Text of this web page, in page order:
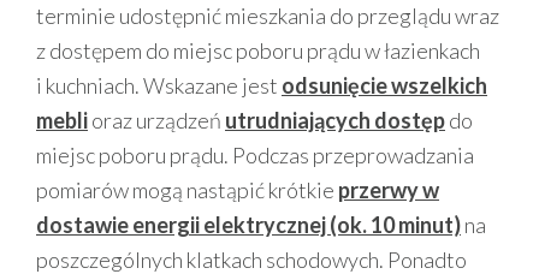
terminie udostępnić mieszkania do przeglądu wraz
z dostępem do miejsc poboru prądu w łazienkach
i kuchniach. Wskazane jest odsunięcie wszelkich
meblioraz urządzeń utrudniających dostępdo
miejsc poboru prądu. Podczas przeprowadzania
pomiarów mogą nastąpić krótkie przerwy w
dostawie energii elektrycznej (ok. 10 minut)na
poszczególnych klatkach schodowych. Ponadto